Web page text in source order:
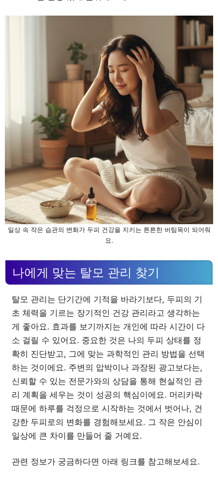
일상 속 작은 습관의 변화가 두피 건강을 지키는 튼튼한 버팀목이 되어줘
요.
나에게 맞는 탈모 관리 찾기
탈모 관리는 단기간에 기적을 바라기보다, 두피의 기
초 체력을 기르는 장기적인 건강 관리라고 생각하는
게 좋아요. 효과를 보기까지는 개인에 따라 시간이 다
소 걸릴 수 있어요. 중요한 것은 나의 두피 상태를 정
확히 진단받고, 그에 맞는 과학적인 관리 방법을 선택
하는 것이에요. 주변의 압박이나 과장된 광고보다는,
신뢰할 수 있는 전문가와의 상담을 통해 현실적인 관
리 계획을 세우는 것이 성공의 핵심이에요. 머리카락
때문에 하루를 걱정으로 시작하는 것에서 벗어나, 건
강한 두피로의 변화를 경험해보세요. 그 작은 안심이
일상에 큰 차이를 만들어 줄 거예요.
관련 정보가 궁금하다면 아래 링크를 참고해보세요.